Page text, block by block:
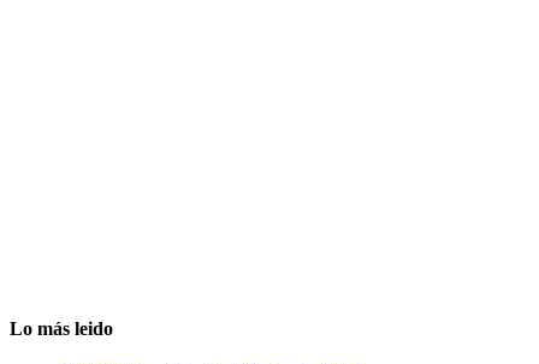
Lo más leido